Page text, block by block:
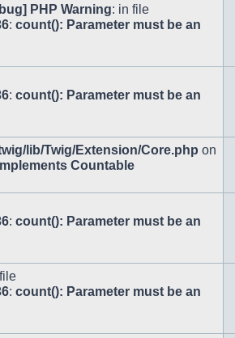
PHP Warning: in file
: count(): Parameter must be an
: count(): Parameter must be an
lib/Twig/Extension/Core.php on
Countable
: count(): Parameter must be an
: count(): Parameter must be an